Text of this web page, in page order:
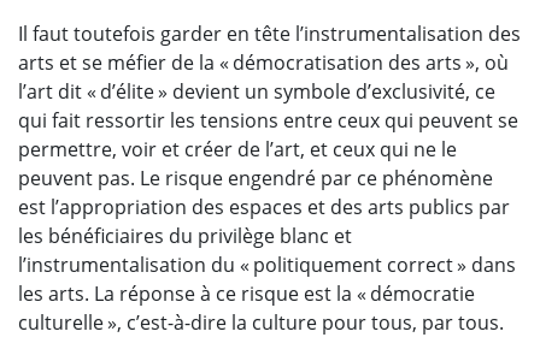
Il faut toutefois garder en tête l’instrumentalisation des
arts et se méfier de la « démocratisation des arts », où
l’art dit « d’élite » devient un symbole d’exclusivité, ce
qui fait ressortir les tensions entre ceux qui peuvent se
permettre, voir et créer de l’art, et ceux qui ne le
peuvent pas. Le risque engendré par ce phénomène
est l’appropriation des espaces et des arts publics par
les bénéficiaires du privilège blanc et
l’instrumentalisation du « politiquement correct » dans
les arts. La réponse à ce risque est la « démocratie
culturelle », c’est-à-dire la culture pour tous, par tous.